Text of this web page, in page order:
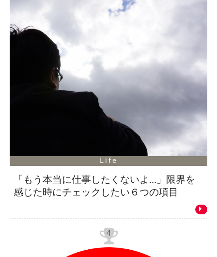
Life
「もう本当に仕事したくないよ…」限界を
感じた時にチェックしたい６つの項目